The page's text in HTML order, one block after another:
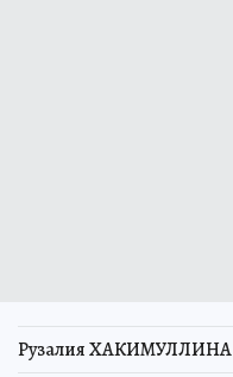
Рузалия ХАКИМУЛЛИНА